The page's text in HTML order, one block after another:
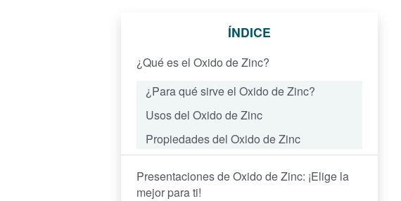
ÍNDICE
¿Qué es el Oxido de Zinc?
¿Para qué sirve el Oxido de Zinc?
Usos del Oxido de Zinc
Propiedades del Oxido de Zinc
Presentaciones de Oxido de Zinc: ¡Elige la
mejor para ti!